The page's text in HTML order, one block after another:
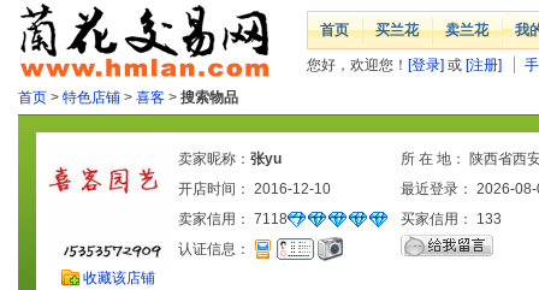
首页 买兰花 卖兰花 我
您好，欢迎您！ [登录] 或 [注册]
首页 > 特色店铺 > 喜客 > 搜索物品
收藏该店铺
卖家昵称： 张yu
所 在 地： 陕西省西
开店时间： 2016-12-10
最近登录： 2026-
卖家信用： 7118 买家信用： 133
认证信息：